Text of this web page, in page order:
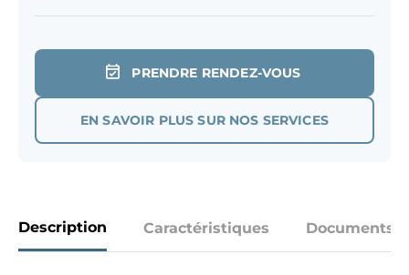
PRENDRE RENDEZ-VOUS
EN SAVOIR PLUS SUR NOS SERVICES
Description Caractéristiques Documents